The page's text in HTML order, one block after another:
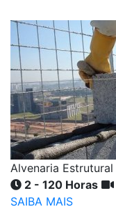
Alvenaria Estrutural
2 - 120 Horas
SAIBA MAIS